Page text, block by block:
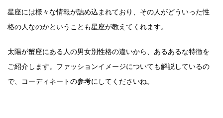
星座には様々な情報が詰め込まれており、その人がどういった性
格の人なのかということも星座が教えてくれます。
太陽が蟹座にある人の男女別性格の違いから、あるあるな特徴を
ご紹介します。ファッションイメージについても解説しているの
で、コーディネートの参考にしてくださいね。